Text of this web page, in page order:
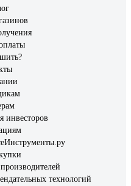
инвесторов
технологий